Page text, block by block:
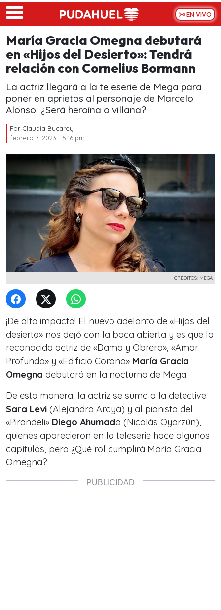
Skip to main content
EN VIVO
María Gracia Omegna debutará
en «Hijos del Desierto»: Tendrá
relación con Cornelius Bormann
La actriz llegará a la teleserie de Mega para
poner en aprietos al personaje de Marcelo
Alonso. ¿Será heroína o villana?
Por Claudia Bucarey
febrero 7, 2023 - 5:16 pm
CRÉDITOS: MEGA
¡De alto impacto! El nuevo adelanto de «Hijos del
desierto» nos dejó con la boca abierta y es que la
reconocida actriz de «Dama y Obrero», «Amar
Profundo» y «Edificio Corona» María Gracia
Omegna debutará en la nocturna de Mega.
De esta manera, la actriz se suma a la detective
Sara Levi (Alejandra Araya) y al pianista del
«Pirandeli» Diego Ahumada (Nicolás Oyarzún),
quienes aparecieron en la teleserie hace algunos
capítulos, pero ¿Qué rol cumplirá María Gracia
Omegna?